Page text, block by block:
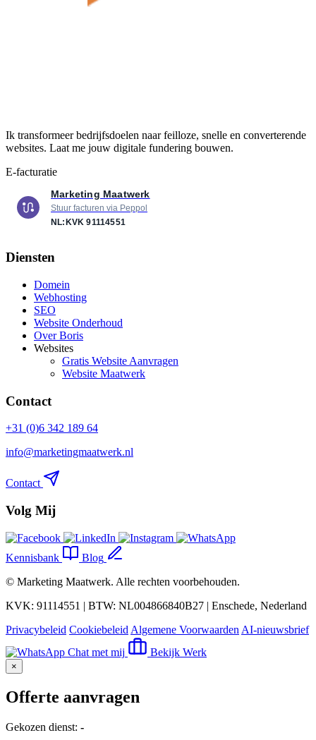
Ik transformeer bedrijfsdoelen naar feilloze, snelle en converterende
websites. Laat me jouw digitale fundering bouwen.
E-facturatie
Marketing Maatwerk
Stuur facturen via Peppol
NL:KVK 91114551
Diensten
Domein
Webhosting
SEO
Website Onderhoud
Over Boris
Websites
Gratis Website Aanvragen
Website Maatwerk
Contact
+31 (0)6 342 189 64
info@marketingmaatwerk.nl
Contact
Volg Mij
Kennisbank
Blog
© Marketing Maatwerk. Alle rechten voorbehouden.
KVK: 91114551 | BTW: NL004866840B27 | Enschede, Nederland
Privacybeleid Cookiebeleid Algemene Voorwaarden AI-nieuwsbrief
Chat met mij
Bekijk Werk
×
Offerte aanvragen
Gekozen dienst: -